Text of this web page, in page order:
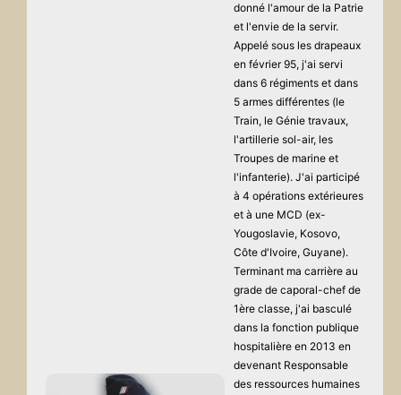
donné l'amour de la Patrie
et l'envie de la servir.
Appelé sous les drapeaux
en février 95, j'ai servi
dans 6 régiments et dans
5 armes différentes (le
Train, le Génie travaux,
l'artillerie sol-air, les
Troupes de marine et
l'infanterie). J'ai participé
à 4 opérations extérieures
et à une MCD (ex-
Yougoslavie, Kosovo,
Côte d'Ivoire, Guyane).
Terminant ma carrière au
grade de caporal-chef de
1ère classe, j'ai basculé
dans la fonction publique
hospitalière en 2013 en
devenant Responsable
des ressources humaines